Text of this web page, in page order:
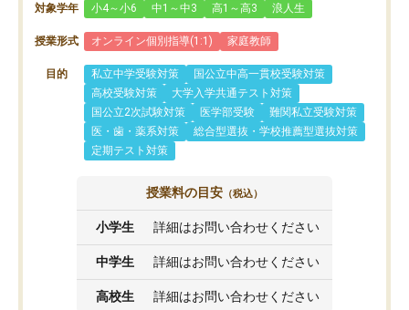
対象学年 小4～小6 中1～中3 高1～高3 浪人生
授業形式 オンライン個別指導(1:1) 家庭教師
目的 私立中学受験対策
国公立中高一貫校受験対策
高校受験対策
大学入学共通テスト対策
国公立2次試験対策
医学部受験
難関私立受験対策
医・歯・薬系対策
総合型選抜・学校推薦型選抜対策
定期テスト対策
授業料の目安 （税込）
小学生 詳細はお問い合わせください
中学生 詳細はお問い合わせください
高校生 詳細はお問い合わせください